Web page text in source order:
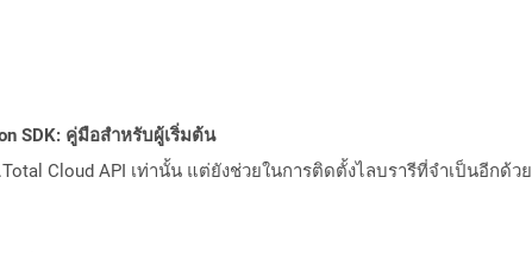
SDK: คู่มือสำหรับผู้เริ่มต้น
Cloud API เท่านั้น แต่ยังช่วยในการติดตั้งไลบรารีที่จำเป็นอีกด้วย